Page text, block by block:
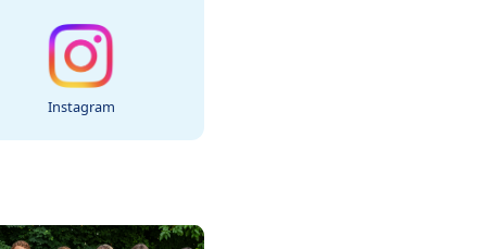
Instagram